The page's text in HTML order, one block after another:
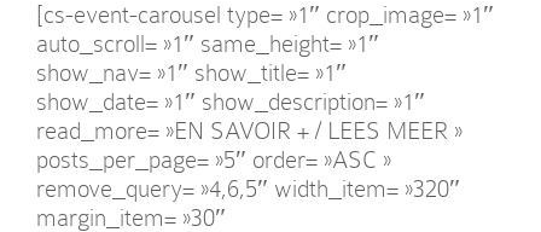
[cs-event-carousel type= »1″ crop_image= »1″
auto_scroll= »1″ same_height= »1″
show_nav= »1″ show_title= »1″
show_date= »1″ show_description= »1″
read_more= »EN SAVOIR + / LEES MEER »
posts_per_page= »5″ order= »ASC »
remove_query= »4,6,5″ width_item= »320″
margin_item= »30″